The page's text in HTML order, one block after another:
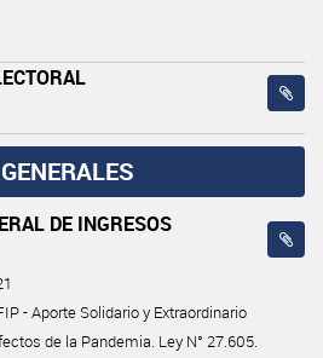
DE INGRESOS
- Aporte Solidario y Extraordinario
de la Pandemia. Ley N° 27.605.